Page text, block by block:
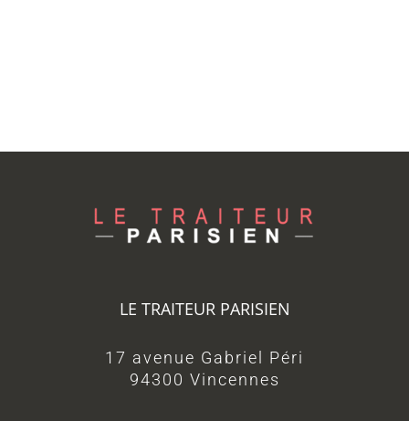
LE TRAITEUR PARISIEN
17 avenue Gabriel Péri
94300 Vincennes